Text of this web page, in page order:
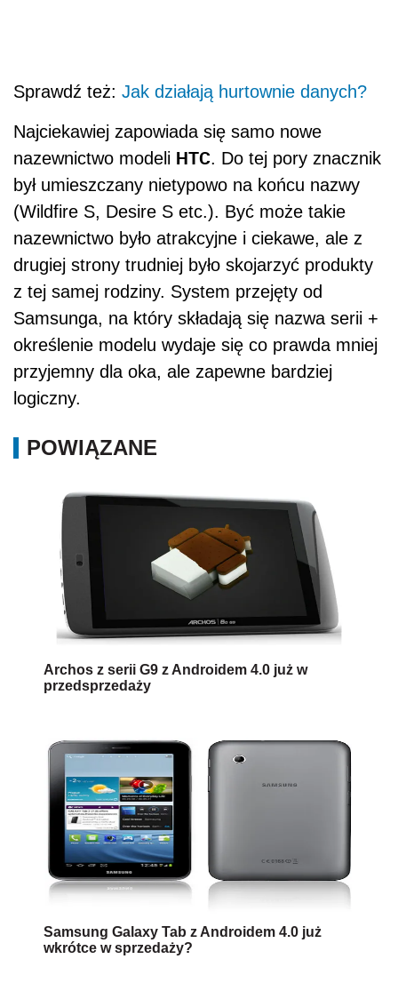
Sprawdź też: Jak działają hurtownie danych?
Najciekawiej zapowiada się samo nowe
nazewnictwo modeli HTC. Do tej pory znacznik
był umieszczany nietypowo na końcu nazwy
(Wildfire S, Desire S etc.). Być może takie
nazewnictwo było atrakcyjne i ciekawe, ale z
drugiej strony trudniej było skojarzyć produkty
z tej samej rodziny. System przejęty od
Samsunga, na który składają się nazwa serii +
określenie modelu wydaje się co prawda mniej
przyjemny dla oka, ale zapewne bardziej
logiczny.
POWIĄZANE
Archos z serii G9 z Androidem 4.0 już w
przedsprzedaży
Samsung Galaxy Tab z Androidem 4.0 już
wkrótce w sprzedaży?